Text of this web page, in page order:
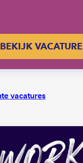
BEKIJK VACATURE
vacatures